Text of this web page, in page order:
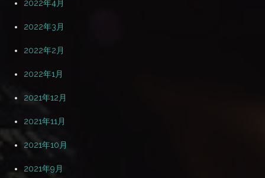
2022年4月
2022年3月
2022年2月
2022年1月
2021年12月
2021年11月
2021年10月
2021年9月